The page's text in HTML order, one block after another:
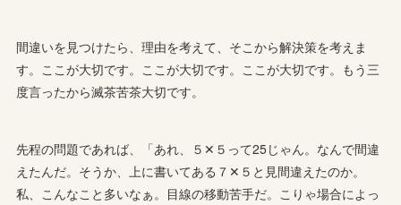
間違いを見つけたら、理由を考えて、そこから解決策を考えま
す。ここが大切です。ここが大切です。ここが大切です。もう三
度言ったから滅茶苦茶大切です。
先程の問題であれば、「あれ、５✕５って25じゃん。なんで間違
えたんだ。そうか、上に書いてある７✕５と見間違えたのか。
私、こんなこと多いなぁ。目線の移動苦手だ。こりゃ場合によっ